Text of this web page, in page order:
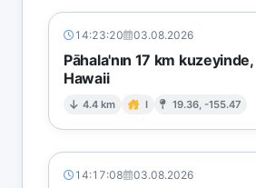
14:23:20 03.08.2026
Pāhala'nın 17 km kuzeyinde,
Hawaii
4.4 km I 19.36, -155.47
14:17:08 03.08.2026